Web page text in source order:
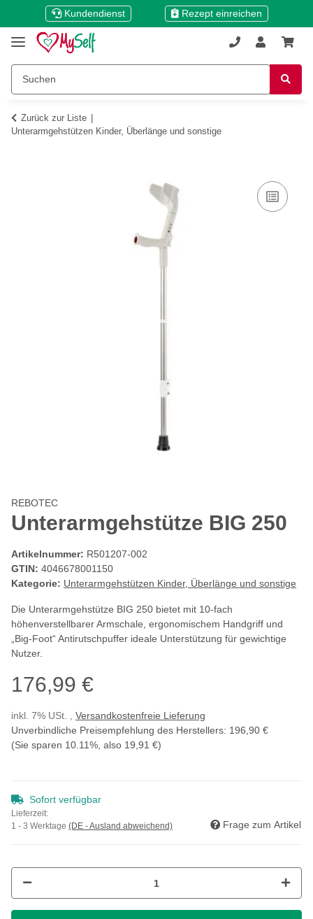
Kundendienst Rezept einreichen
Zurück zur Liste
Unterarmgehstützen Kinder, Überlänge und sonstige
REBOTEC
Unterarmgehstütze BIG 250
Artikelnummer: R501207-002
GTIN: 4046678001150
Kategorie: Unterarmgehstützen Kinder, Überlänge und sonstige
Die Unterarmgehstütze BIG 250 bietet mit 10-fach
höhenverstellbarer Armschale, ergonomischem Handgriff und
„Big-Foot“ Antirutschpuffer ideale Unterstützung für gewichtige
Nutzer.
176,99 €
inkl. 7% USt. , Versandkostenfreie Lieferung
Unverbindliche Preisempfehlung des Herstellers: 196,90 €
(Sie sparen 10.11% , also 19,91 €)
Sofort verfügbar
Lieferzeit:
1 - 3 Werktage (DE - Ausland abweichend) Frage zum Artikel